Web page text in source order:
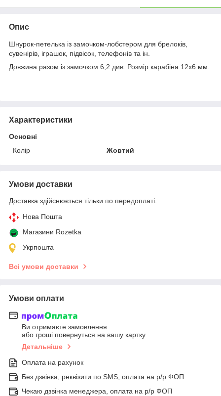
Опис
Шнурок-петелька із замочком-лобстером для брелоків,
сувенірів, іграшок, підвісок, телефонів та ін.
Довжина разом із замочком 6,2 див. Розмір карабіна 12х6 мм.
Характеристики
Основні
Колір
Жовтий
Умови доставки
Доставка здійснюється тільки по передоплаті.
Нова Пошта
Магазини Rozetka
Укрпошта
Всі умови доставки
Умови оплати
Ви отримаєте замовлення
або гроші повернуться на вашу картку
Детальніше
Оплата на рахунок
Без дзвінка, реквізити по SMS, оплата на р/р ФОП
Чекаю дзвінка менеджера, оплата на р/р ФОП